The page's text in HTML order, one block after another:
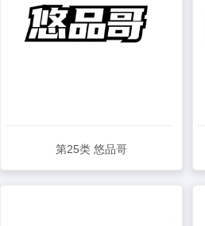
第25类 悠品哥